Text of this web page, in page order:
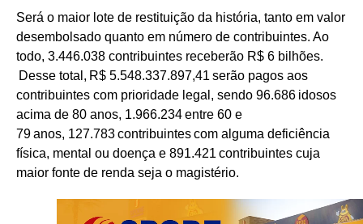
Será o maior lote de restituição da história, tanto em valor
desembolsado quanto em número de contribuintes. Ao
todo, 3.446.038 contribuintes receberão R$ 6 bilhões.
Desse total, R$ 5.548.337.897,41 serão pagos aos
contribuintes com prioridade legal, sendo 96.686 idosos
acima de 80 anos, 1.966.234 entre 60 e
79 anos, 127.783 contribuintes com alguma deficiência
física, mental ou doença e 891.421 contribuintes cuja
maior fonte de renda seja o magistério.